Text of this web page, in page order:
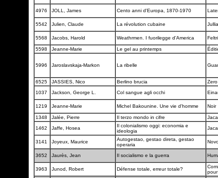
4976 JOLL, James Cento anni d'Europa, 1870-1970
5542 Julien, Claude La révolution cubaine
5568 Jacobs, Harold Weathrmen. I fuorilegge d'America
5598 Jeanne-Marie Le gel au printemps
5996 Jaroslavskaja-Markon La ribelle
6525 JASSIES, Nico Berlino brucia
1037
Jackson, George L. Col sangue agli occhi
1219 Jeanne-Marie Michel Bakounine. Une vie d'homme Noir
1348 Jalée, Pierre Il terzo mondo in cifre
1462
Jaffe, Hosea
Il colonialismo oggi: economia e
ideologia
3141 Joyeux, Maurice
Autogestao, gestao direta, gestao
operaria
3652 Jaurès, Jean Il socialismo e la guerra
3963 Junod, Robert Défense totale, erreur totale?